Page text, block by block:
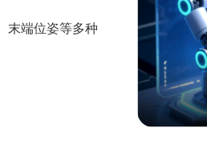
末端位姿等多种